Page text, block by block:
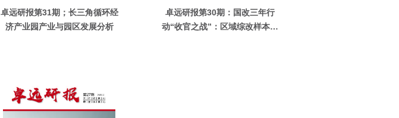
卓远研报第31期；长三角循环经
济产业园产业与园区发展分析
卓远研报第30期：国改三年行
动“收官之战”：区域综改样本观